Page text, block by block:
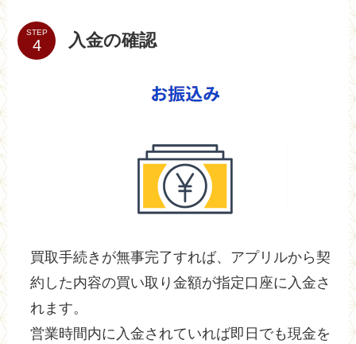
STEP 入金の確認
買取手続きが無事完了すれば、アプリルから契
約した内容の買い取り金額が指定口座に入金さ
れます。
営業時間内に入金されていれば即日でも現金を